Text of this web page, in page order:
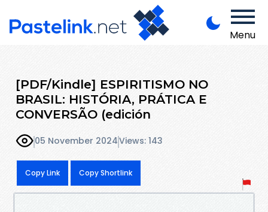
Menu
[PDF/Kindle] ESPIRITISMO NO
BRASIL: HISTÓRIA, PRÁTICA E
CONVERSÃO (edición
05 November 2024Views: 143
Copy Link Copy Shortlink